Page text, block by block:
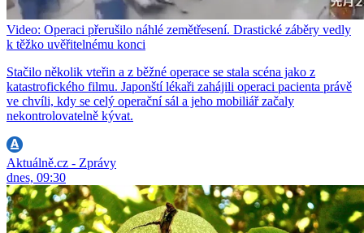
Video: Operaci přerušilo náhlé zemětřesení. Drastické záběry vedly
k těžko uvěřitelnému konci
Stačilo několik vteřin a z běžné operace se stala scéna jako z
katastrofického filmu. Japonští lékaři zahájili operaci pacienta právě
ve chvíli, kdy se celý operační sál a jeho mobiliář začaly
nekontrolovatelně kývat.
Aktuálně.cz - Zprávy
dnes, 09:30